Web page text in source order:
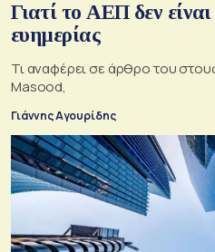
Γιατί το ΑΕΠ δεν είναι
ευημερίας
Τι αναφέρει σε άρθρο του
Masood,
Γιάννης Αγουρίδης